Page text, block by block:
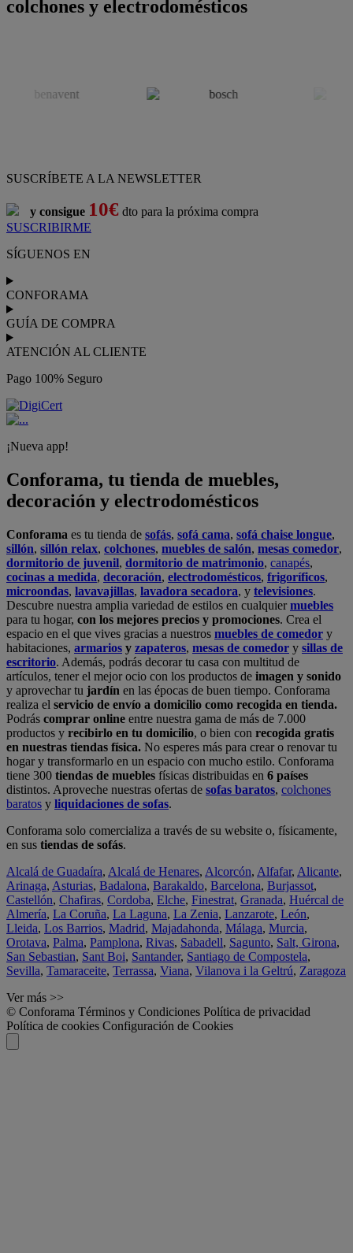
colchones y electrodomésticos
SUSCRÍBETE A LA NEWSLETTER
y consigue 10€ dto para la próxima compra
SUSCRIBIRME
SÍGUENOS EN
CONFORAMA
GUÍA DE COMPRA
ATENCIÓN AL CLIENTE
Pago 100% Seguro
¡Nueva app!
Conforama, tu tienda de muebles,
decoración y electrodomésticos
Conforama es tu tienda de sofás, sofá cama, sofá chaise longue,
sillón, sillón relax, colchones, muebles de salón, mesas comedor,
dormitorio de juvenil, dormitorio de matrimonio, canapés,
cocinas a medida, decoración, electrodomésticos, frigoríficos,
microondas, lavavajillas, lavadora secadora, y televisiones.
Descubre nuestra amplia variedad de estilos en cualquiermuebles
para tu hogar, con los mejores precios y promociones. Crea el
espacio en el que vives gracias a nuestros muebles de comedor y
habitaciones, armarios y zapateros, mesas de comedor y sillas de
escritorio. Además, podrás decorar tu casa con multitud de
artículos, tener el mejor ocio con los productos de imagen y sonido
y aprovechar tu jardín en las épocas de buen tiempo. Conforama
realiza el servicio de envío a domicilio como recogida en tienda.
Podrás comprar online entre nuestra gama de más de 7.000
productos y recibirlo en tu domicilio, o bien con recogida gratis
en nuestras tiendas física. No esperes más para crear o renovar tu
hogar y transformarlo en un espacio con mucho estilo. Conforama
tiene 300 tiendas de muebles físicas distribuidas en 6 países
distintos. Aproveche nuestras ofertas de sofas baratos, colchones
baratos y liquidaciones de sofas.
Conforama solo comercializa a través de su website o, físicamente,
en sus tiendas de sofás.
Alcalá de Guadaíra, Alcalá de Henares, Alcorcón, Alfafar, Alicante,
Arinaga, Asturias, Badalona, Barakaldo, Barcelona, Burjassot,
Castellón, Chafiras, Cordoba, Elche, Finestrat, Granada, Huércal de
Almería, La Coruña, La Laguna, La Zenia, Lanzarote, León,
Lleida, Los Barrios, Madrid, Majadahonda, Málaga, Murcia,
Orotava, Palma, Pamplona, Rivas, Sabadell, Sagunto, Salt, Girona,
San Sebastian, Sant Boi, Santander, Santiago de Compostela,
Sevilla, Tamaraceite, Terrassa, Viana, Vilanova i la Geltrú, Zaragoza
Ver más >>
© Conforama Términos y Condiciones Política de privacidad
Política de cookies Configuración de Cookies